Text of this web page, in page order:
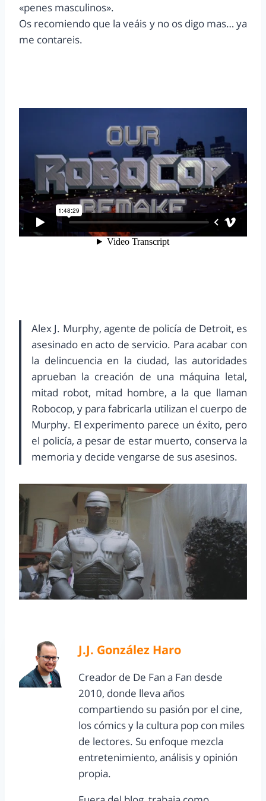
«penes masculinos».
Os recomiendo que la veáis y no os digo mas… ya
me contareis.
Alex J. Murphy, agente de policía de Detroit, es
asesinado en acto de servicio. Para acabar con
la delincuencia en la ciudad, las autoridades
aprueban la creación de una máquina letal,
mitad robot, mitad hombre, a la que llaman
Robocop, y para fabricarla utilizan el cuerpo de
Murphy. El experimento parece un éxito, pero
el policía, a pesar de estar muerto, conserva la
memoria y decide vengarse de sus asesinos.
J.J. González Haro
Creador de De Fan a Fan desde
2010, donde lleva años
compartiendo su pasión por el cine,
los cómics y la cultura pop con miles
de lectores. Su enfoque mezcla
entretenimiento, análisis y opinión
propia.